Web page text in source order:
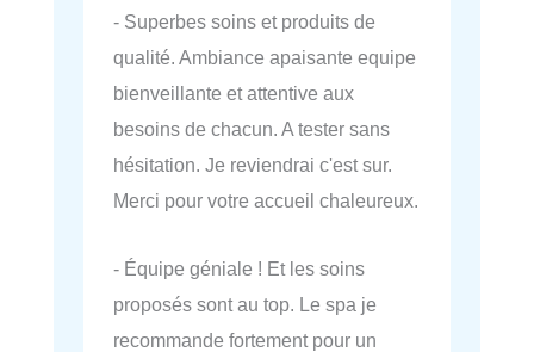
- Superbes soins et produits de
qualité. Ambiance apaisante equipe
bienveillante et attentive aux
besoins de chacun. A tester sans
hésitation. Je reviendrai c'est sur.
Merci pour votre accueil chaleureux.
- Équipe géniale ! Et les soins
proposés sont au top. Le spa je
recommande fortement pour un